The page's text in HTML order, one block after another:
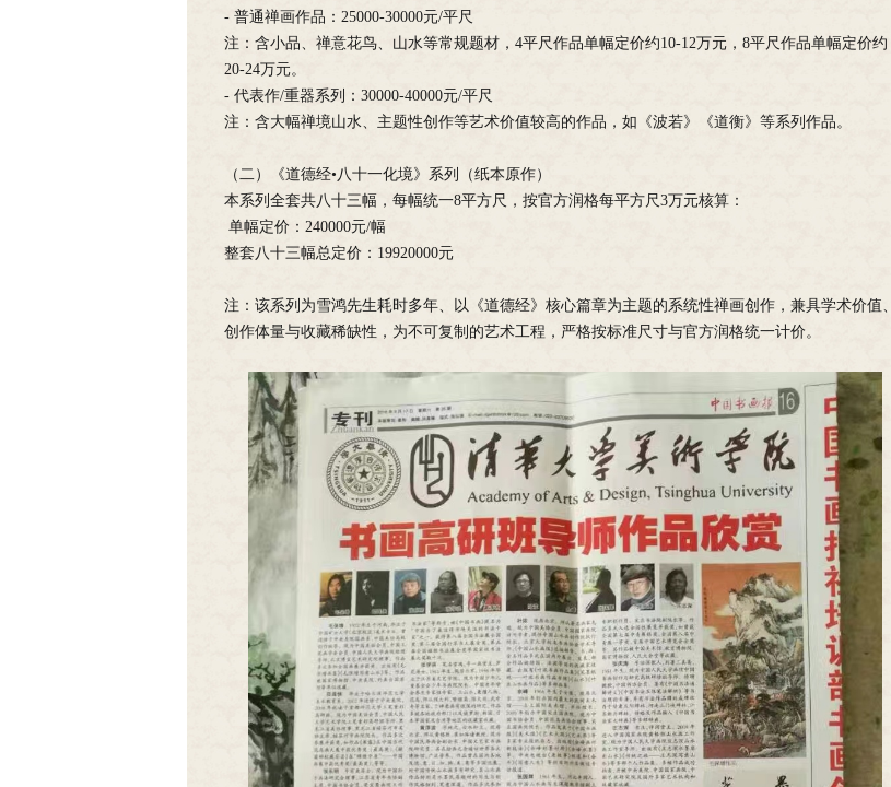
- 普通禅画作品：25000-30000元/平尺
注：含小品、禅意花鸟、山水等常规题材，4平尺作品单幅定价约10-12万元，8平尺作品单幅定价约
20-24万元。
- 代表作/重器系列：30000-40000元/平尺
注：含大幅禅境山水、主题性创作等艺术价值较高的作品，如《波若》《道衡》等系列作品。
（二）《道德经•八十一化境》系列（纸本原作）
本系列全套共八十三幅，每幅统一8平方尺，按官方润格每平方尺3万元核算：
单幅定价：240000元/幅
整套八十三幅总定价：19920000元
注：该系列为雪鸿先生耗时多年、以《道德经》核心篇章为主题的系统性禅画创作，兼具学术价值、
创作体量与收藏稀缺性，为不可复制的艺术工程，严格按标准尺寸与官方润格统一计价。